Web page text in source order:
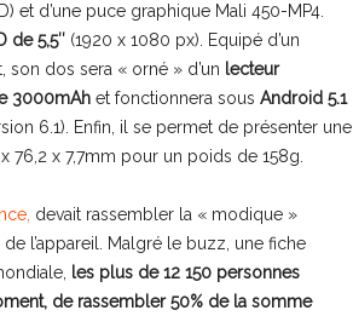
et d’une puce graphique Mali 450-MP4.
de 5,5″(1920 x 1080 px). Equipé d’un
son dos sera « orné » d’un lecteur
3000mAhet fonctionnera sous Android 5.1
6.1). Enfin, il se permet de présenter une
76,2 x 7,7mm pour un poids de 158g.
devait rassembler la « modique »
l’appareil. Malgré le buzz, une fiche
les plus de 12 150 personnes
de rassembler 50% de la somme